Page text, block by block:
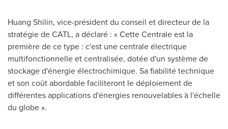
Huang Shilin, vice-président du conseil et directeur de la
stratégie de CATL, a déclaré : « Cette Centrale est la
première de ce type : c'est une centrale électrique
multifonctionnelle et centralisée, dotée d'un système de
stockage d'énergie électrochimique. Sa fiabilité technique
et son coût abordable faciliteront le déploiement de
différentes applications d'énergies renouvelables à l'échelle
du globe ».